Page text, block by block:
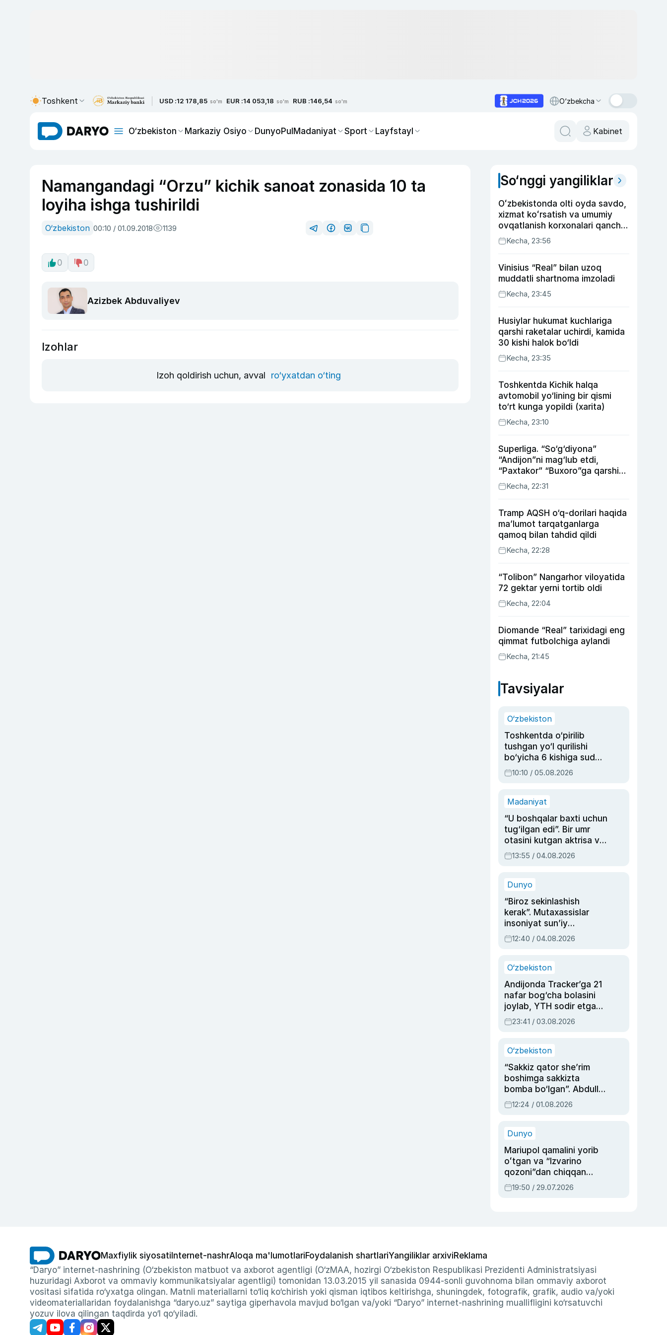
Toshkent USD :12 178,85 so'm EUR :14 053,18 so'm RUB :146,54 so'm O‘zbekcha
O‘zbekiston Markaziy Osiyo DunyoPulMadaniyat Sport Layfstayl Kabinet
Namangandagi “Orzu” kichik sanoat zonasida 10 ta
loyiha ishga tushirildi
O‘zbekiston 00:10 / 01.09.2018 1139
0 0
Azizbek Abduvaliyev
Izohlar
Izoh qoldirish uchun, avval ro‘yxatdan o‘ting
So‘nggi yangiliklar
Oʻzbekistonda olti oyda savdo,
xizmat koʻrsatish va umumiy
ovqatlanish korxonalari qancha
soliq toʻlagani ochiqlandi
Kecha, 23:56
Vinisius “Real” bilan uzoq
muddatli shartnoma imzoladi
Kecha, 23:45
Husiylar hukumat kuchlariga
qarshi raketalar uchirdi, kamida
30 kishi halok bo‘ldi
Kecha, 23:35
Toshkentda Kichik halqa
avtomobil yo‘lining bir qismi
to‘rt kunga yopildi (xarita)
Kecha, 23:10
Superliga. “So‘g‘diyona”
“Andijon”ni mag‘lub etdi,
“Paxtakor” “Buxoro”ga qarshi
bahsda g‘alabani qo‘ldan
chiqardi
Kecha, 22:31
Tramp AQSH o‘q-dorilari haqida
ma’lumot tarqatganlarga
qamoq bilan tahdid qildi
Kecha, 22:28
“Tolibon” Nangarhor viloyatida
72 gektar yerni tortib oldi
Kecha, 22:04
Diomande “Real” tarixidagi eng
qimmat futbolchiga aylandi
Kecha, 21:45
Tavsiyalar
O‘zbekiston
Toshkentda o‘pirilib
tushgan yo‘l qurilishi
bo‘yicha 6 kishiga sud
hukmi o‘qildi
10:10 / 05.08.2026
Madaniyat
“U boshqalar baxti uchun
tug‘ilgan edi”. Bir umr
otasini kutgan aktrisa va
dublyaj ustasi Rimma
Ahmedovaning
13:55 / 04.08.2026
Dunyo
“Biroz sekinlashish
kerak”. Mutaxassislar
insoniyat sun’iy
intellektni boshqara
olmay qolishidan xavotir
12:40 / 04.08.2026
O‘zbekiston
Andijonda Tracker’ga 21
nafar bog‘cha bolasini
joylab, YTH sodir etgan
ayolga sud hukmi o‘qildi
23:41 / 03.08.2026
O‘zbekiston
“Sakkiz qator she’rim
boshimga sakkizta
bomba bo‘lgan”. Abdulla
Oripovni siyosiy
ayblovlardan asrab
12:24 / 01.08.2026
Dunyo
Mariupol qamalini yorib
oʻtgan va “Izvarino
qozoni”dan chiqqan
qahramon — Ukraina
armiyasi bosh
19:50 / 29.07.2026
Maxfiylik siyosati Internet-nashrAloqa ma'lumotlariFoydalanish shartlariYangiliklar arxiviReklama
“Daryo” internet-nashrining (O‘zbekiston matbuot va axborot agentligi (O‘zMAA, hozirgi O‘zbekiston Respublikasi Prezidenti Administratsiyasi
huzuridagi Axborot va ommaviy kommunikatsiyalar agentligi) tomonidan 13.03.2015 yil sanasida 0944-sonli guvohnoma bilan ommaviy axborot
vositasi sifatida ro‘yxatga olingan. Matnli materiallarni to‘liq ko‘chirish yoki qisman iqtibos keltirishga, shuningdek, fotografik, grafik, audio va/yoki
videomateriallaridan foydalanishga “daryo.uz” saytiga giperhavola mavjud bo‘lgan va/yoki “Daryo” internet-nashrining muallifligini ko‘rsatuvchi
yozuv ilova qilingan taqdirda yo‘l qo‘yiladi.